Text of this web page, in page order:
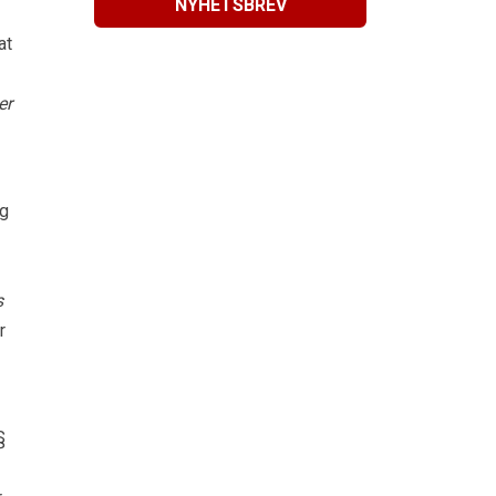
NYHETSBREV